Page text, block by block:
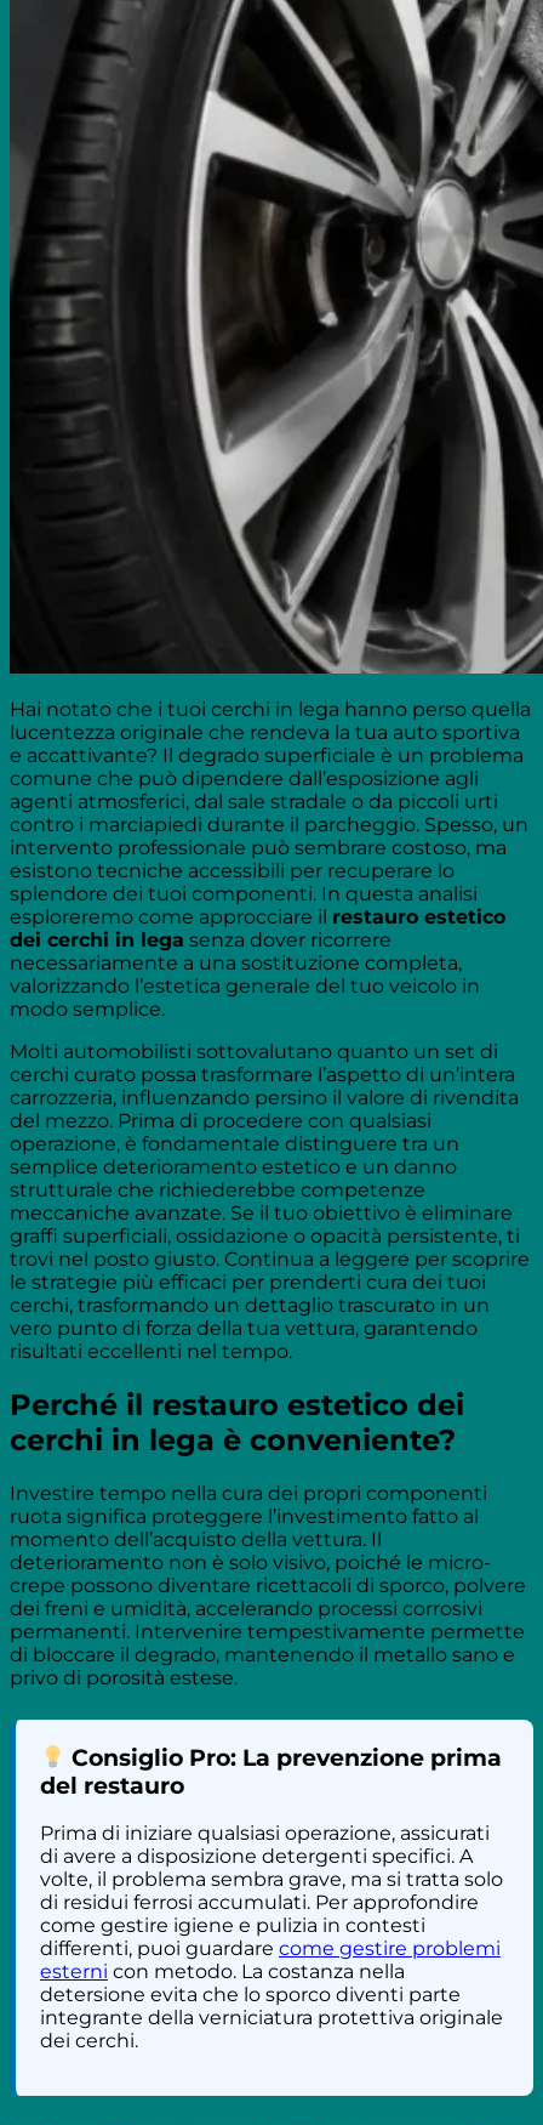
Hai notato che i tuoi cerchi in lega hanno perso quella
lucentezza originale che rendeva la tua auto sportiva
e accattivante? Il degrado superficiale è un problema
comune che può dipendere dall’esposizione agli
agenti atmosferici, dal sale stradale o da piccoli urti
contro i marciapiedi durante il parcheggio. Spesso, un
intervento professionale può sembrare costoso, ma
esistono tecniche accessibili per recuperare lo
splendore dei tuoi componenti. In questa analisi
esploreremo come approcciare il restauro estetico
dei cerchi in lega senza dover ricorrere
necessariamente a una sostituzione completa,
valorizzando l’estetica generale del tuo veicolo in
modo semplice.
Molti automobilisti sottovalutano quanto un set di
cerchi curato possa trasformare l’aspetto di un’intera
carrozzeria, influenzando persino il valore di rivendita
del mezzo. Prima di procedere con qualsiasi
operazione, è fondamentale distinguere tra un
semplice deterioramento estetico e un danno
strutturale che richiederebbe competenze
meccaniche avanzate. Se il tuo obiettivo è eliminare
graffi superficiali, ossidazione o opacità persistente, ti
trovi nel posto giusto. Continua a leggere per scoprire
le strategie più efficaci per prenderti cura dei tuoi
cerchi, trasformando un dettaglio trascurato in un
vero punto di forza della tua vettura, garantendo
risultati eccellenti nel tempo.
Perché il restauro estetico dei
cerchi in lega è conveniente?
Investire tempo nella cura dei propri componenti
ruota significa proteggere l’investimento fatto al
momento dell’acquisto della vettura. Il
deterioramento non è solo visivo, poiché le micro-
crepe possono diventare ricettacoli di sporco, polvere
dei freni e umidità, accelerando processi corrosivi
permanenti. Intervenire tempestivamente permette
di bloccare il degrado, mantenendo il metallo sano e
privo di porosità estese.
Consiglio Pro: La prevenzione prima
del restauro
Prima di iniziare qualsiasi operazione, assicurati
di avere a disposizione detergenti specifici. A
volte, il problema sembra grave, ma si tratta solo
di residui ferrosi accumulati. Per approfondire
come gestire igiene e pulizia in contesti
differenti, puoi guardare come gestire problemi
esterni con metodo. La costanza nella
detersione evita che lo sporco diventi parte
integrante della verniciatura protettiva originale
dei cerchi.